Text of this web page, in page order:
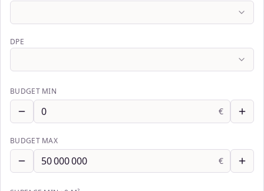
DPE
BUDGET MIN
€
BUDGET MAX
€